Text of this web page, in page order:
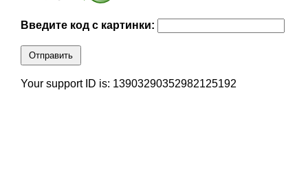
Введите код с картинки:
Отправить
Your support ID is: 13903290352982125192